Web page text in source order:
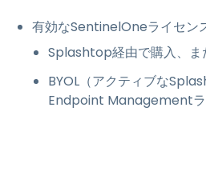
有効なSentinelOneライセン
Splashtop経由で購入、ま
BYOL（アクティブな
Endpoint Managementラ